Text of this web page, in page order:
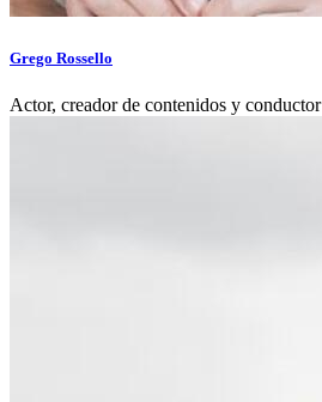
Grego Rossello
Actor, creador de contenidos y conductor